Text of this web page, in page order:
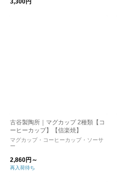
3,300円
古谷製陶所｜マグカップ 2種類【コ
ーヒーカップ】【信楽焼】
マグカップ・コーヒーカップ・ソーサ
ー
2,860円～
再入荷待ち